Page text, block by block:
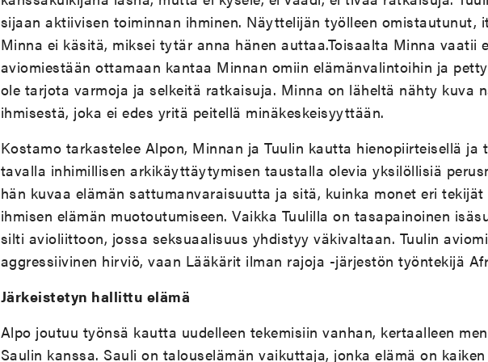
sijaan aktiivisen toiminnan ihminen. Näyttelijän työlleen omistautunut,
Minna ei käsitä, miksei tytär anna hänen auttaa.Toisaalta Minna vaatii
aviomiestään ottamaan kantaa Minnan omiin elämänvalintoihin ja
ole tarjota varmoja ja selkeitä ratkaisuja. Minna on läheltä nähty kuva
ihmisestä, joka ei edes yritä peitellä minäkeskeisyyttään.
Kostamo tarkastelee Alpon, Minnan ja Tuulin kautta hienopiirteisellä ja
tavalla inhimillisen arkikäyttäytymisen taustalla olevia yksilöllisiä
hän kuvaa elämän sattumanvaraisuutta ja sitä, kuinka monet eri
ihmisen elämän muotoutumiseen. Vaikka Tuulilla on tasapainoinen
silti avioliittoon, jossa seksuaalisuus yhdistyy väkivaltaan. Tuulin
aggressiivinen hirviö, vaan Lääkärit ilman rajoja -järjestön työntekijä
Järkeistetyn hallittu elämä
Alpo joutuu työnsä kautta uudelleen tekemisiin vanhan, kertaalleen
Saulin kanssa. Sauli on talouselämän vaikuttaja, jonka elämä on